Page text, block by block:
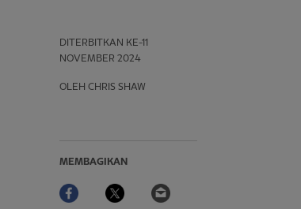
DITERBITKAN KE-11
NOVEMBER 2024
OLEH CHRIS SHAW
MEMBAGIKAN
Facebook Twitter